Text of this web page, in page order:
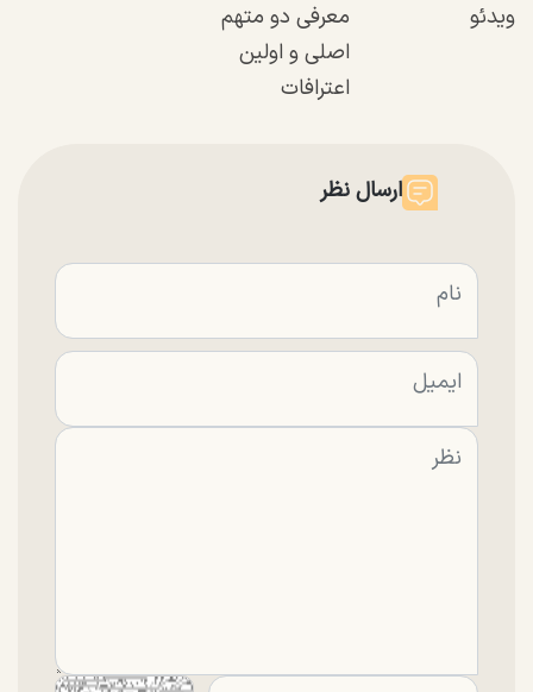
ویدئو
معرفی دو متهم
اصلی و اولین
اعترافات
ارسال نظر